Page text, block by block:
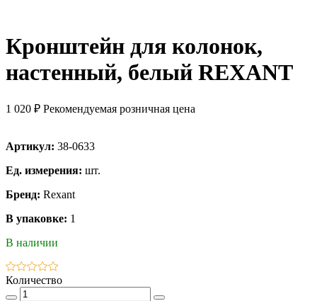
Кронштейн для колонок,
настенный, белый REXANT
1 020 ₽ Рекомендуемая розничная цена
Артикул: 38-0633
Ед. измерения: шт.
Бренд: Rexant
В упаковке: 1
В наличии
Количество